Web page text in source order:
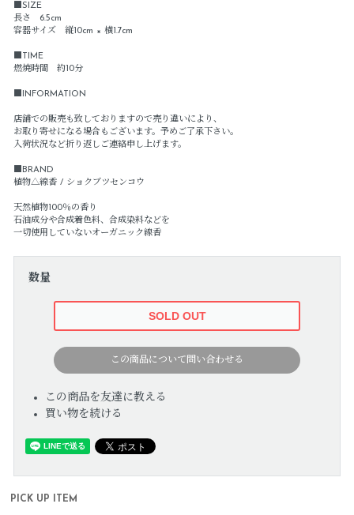
■SIZE
長さ 6.5cm
容器サイズ 縦10cm × 横1.7cm
■TIME
燃焼時間 約10分
■INFORMATION
店舗での販売も致しておりますので売り違いにより、
お取り寄せになる場合もございます。予めご了承下さい。
入荷状況など折り返しご連絡申し上げます。
■BRAND
植物△線香 / ショクブツセンコウ
天然植物100％の香り
石油成分や合成着色料、合成染料などを
一切使用していないオーガニック線香
数量
この商品について問い合わせる
この商品を友達に教える
買い物を続ける
PICK UP ITEM